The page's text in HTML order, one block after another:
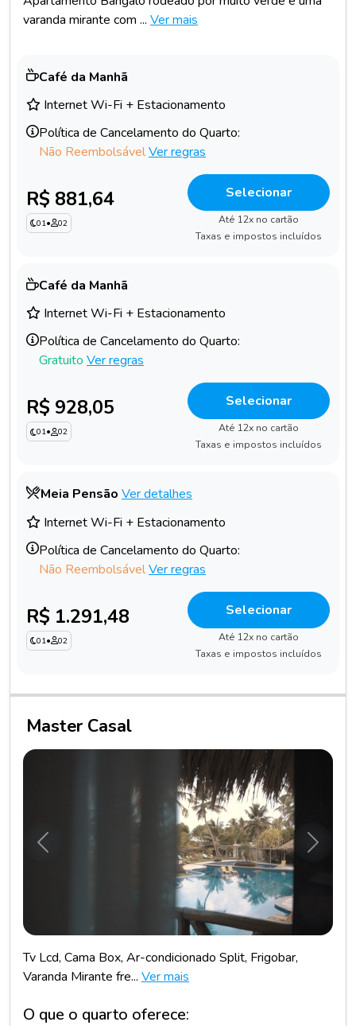
varanda mirante com ... Ver mais
Café da Manhã
Internet Wi-Fi + Estacionamento
Política de Cancelamento do Quarto:
Não ReembolsávelVer regras
R$ 881,64
01• 02
Selecionar
Até 12x no cartão
Taxas e impostos incluídos
Café da Manhã
Internet Wi-Fi + Estacionamento
Política de Cancelamento do Quarto:
Gratuito Ver regras
R$ 928,05
01• 02
Selecionar
Até 12x no cartão
Taxas e impostos incluídos
Meia Pensão Ver detalhes
Internet Wi-Fi + Estacionamento
Política de Cancelamento do Quarto:
Não ReembolsávelVer regras
R$ 1.291,48
01• 02
Selecionar
Até 12x no cartão
Taxas e impostos incluídos
Master Casal
Anterior
Tv Lcd, Cama Box, Ar-condicionado Split, Frigobar,
Varanda Mirante fre... Ver mais
O que o quarto oferece: